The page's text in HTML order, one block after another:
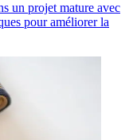
un projet mature avec
pour améliorer la